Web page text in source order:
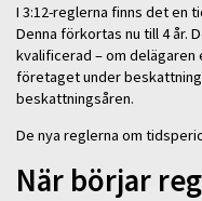
I 3:12-reglerna finns det en
Denna förkortas nu till 4 år.
kvalificerad – om delägaren
företaget under
beskattningsåren.
De nya reglerna om
När börjar